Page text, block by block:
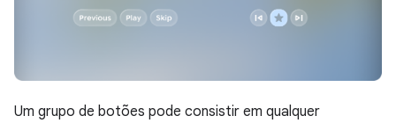
Um grupo de botões pode consistir em qualquer